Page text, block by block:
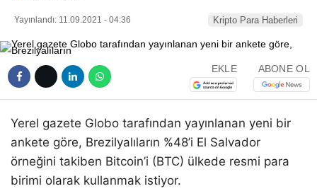
Yayınlandı: 11.09.2021 - 04:36 Kripto Para Haberleri
EKLE ABONE OL
Yerel gazete Globo tarafından yayınlanan yeni bir
ankete göre, Brezilyalıların %48’i El Salvador
örneğini takiben Bitcoin’i (BTC) ülkede resmi para
birimi olarak kullanmak istiyor.